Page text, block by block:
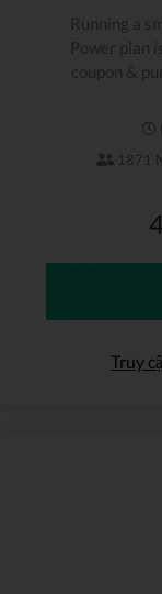
Running a
Power plan
coupon &
1871
Truy